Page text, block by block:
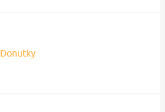
Donutky